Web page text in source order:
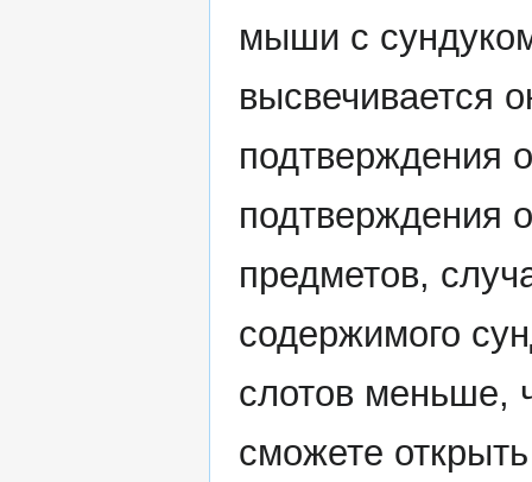
мыши с
высвечивается
подтверждения
подтверждения
предметов,
содержимого
слотов меньше,
сможете